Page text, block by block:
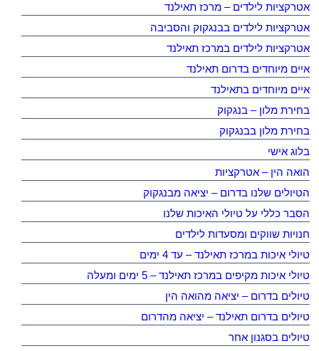
אטרקציות לילדים – מרכז תאילנד
אטרקציות לילדים בבנגקוק והסביבה
אטרקציות לילדים במרכז תאילנד
איים מיוחדים בדרום תאילנד
איים מיוחדים בתאילנד
בחירת מלון – בנגקוק
בחירת מלון בבנגקוק
בלוג אישי
הואה הין – אטרקציות
הטיולים שלנו בדרום – יציאה מבנגקוק
הסבר כללי על טיולי האיכות שלנו
חנויות שווקים ומסעדות לילדים
טיולי איכות במרכז תאילנד – עד 4 ימים
טיולי איכות מקיפים במרכז תאילנד – 5 ימים ומעלה
טיולים בדרום – יציאה מהואה הין
טיולים בדרום תאילנד – יציאה מהדרום
טיולים בסגנון אחר